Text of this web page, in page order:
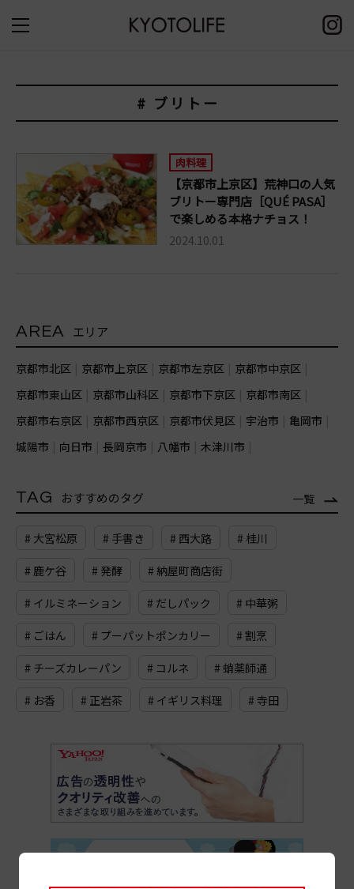
# ブリトー
肉料理
【京都市上京区】荒神口の人気
ブリトー専門店［QUÉ PASA］
で楽しめる本格ナチョス！
2024.10.01
AREA エリア
京都市北区 京都市上京区 京都市左京区
京都市中京区
京都市東山区
京都市山科区 京都市下京区
京都市南区
京都市右京区
京都市西京区 京都市伏見区 宇治市
亀岡市
城陽市
向日市 長岡京市 八幡市 木津川市
TAG おすすめのタグ 一覧
# 大宮松原 # 手書き # 西大路 # 桂川
# 鹿ケ谷 # 発酵 # 納屋町商店街
# イルミネーション # だしパック # 中華粥
# ごはん # プーパットポンカリー # 割烹
# チーズカレーパン # コルネ # 蛸薬師通
# お香 # 正岩茶 # イギリス料理 # 寺田